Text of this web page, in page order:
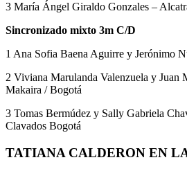
3 María Ángel Giraldo Gonzales –
Sincronizado mixto 3m C/D
1 Ana Sofia Baena Aguirre y Jerónimo
2 Viviana Marulanda Valenzuela y Juan
Makaira / Bogotá
3 Tomas Bermúdez y Sally Gabriela
Clavados Bogotá
TATIANA CALDERON EN